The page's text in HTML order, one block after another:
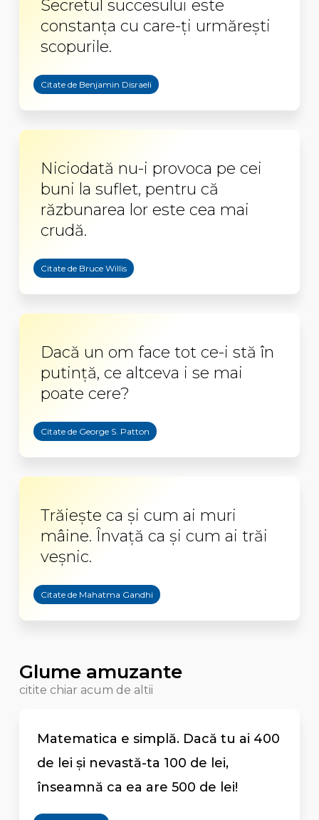
Secretul succesului este
constanța cu care-ți urmărești
scopurile.
Citate de Benjamin Disraeli
Niciodată nu-i provoca pe cei
buni la suflet, pentru că
răzbunarea lor este cea mai
crudă.
Citate de Bruce Willis
Dacă un om face tot ce-i stă în
putinţă, ce altceva i se mai
poate cere?
Citate de George S. Patton
Trăiește ca și cum ai muri
mâine. Învață ca și cum ai trăi
veșnic.
Citate de Mahatma Gandhi
Glume amuzante
citite chiar acum de altii
Matematica e simplă. Dacă tu ai 400
de lei și nevastă-ta 100 de lei,
înseamnă ca ea are 500 de lei!